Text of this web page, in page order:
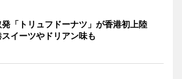
発「トリュフドーナツ」が香港初上陸
イーツやドリアン味も